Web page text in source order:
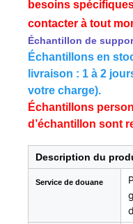
besoins
contacter à tout
Échantillon de
Échantillons en
livraison : 1 à 2
votre charge).
Échantillons
d’échantillon sont
Description du
Service de douane